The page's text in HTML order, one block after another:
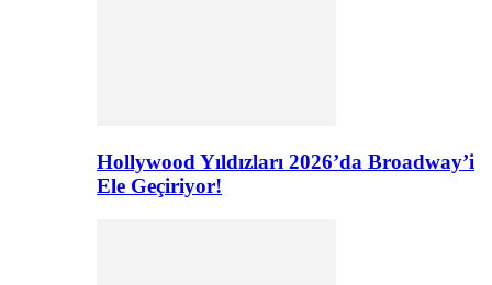
Hollywood Yıldızları 2026’da Broadway’i
Ele Geçiriyor!